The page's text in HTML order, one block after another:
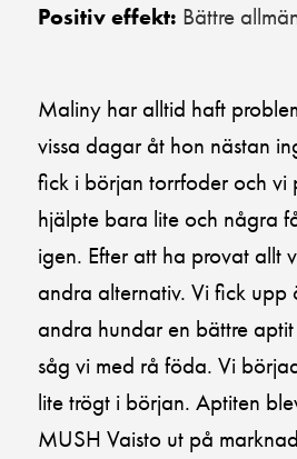
Positiv effekt: Bättre
Maliny har alltid haft
vissa dagar åt hon nästan
fick i början torrfoder och
hjälpte bara lite och några
igen. Efter att ha provat allt
andra alternativ. Vi fick
andra hundar en bättre
såg vi med rå föda. Vi
lite trögt i början. Aptiten
MUSH Vaisto ut på